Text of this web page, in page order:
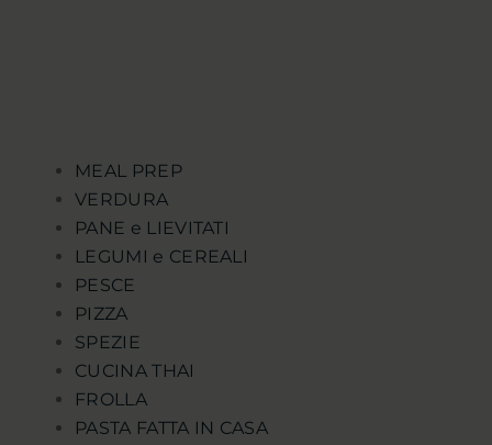
MEAL PREP
VERDURA
PANE e LIEVITATI
LEGUMI e CEREALI
PESCE
PIZZA
SPEZIE
CUCINA THAI
FROLLA
PASTA FATTA IN CASA